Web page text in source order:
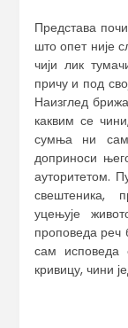
Представа
што опет није
чији лик
причу и под
Наизглед
каквим се
сумња ни
доприноси
ауторитетом.
свештеника,
уцењује
проповеда реч
сам исповеда
кривицу, чини